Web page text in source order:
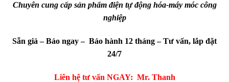
Chuyên cung cấp sản phẩm điện tự động hóa-máy móc công
nghiệp
Sẵn giá – Báo ngay – Bảo hành 12 tháng – Tư vấn, lắp đặt
24/7
Liên hệ tư vấn NGAY: Mr. Thanh